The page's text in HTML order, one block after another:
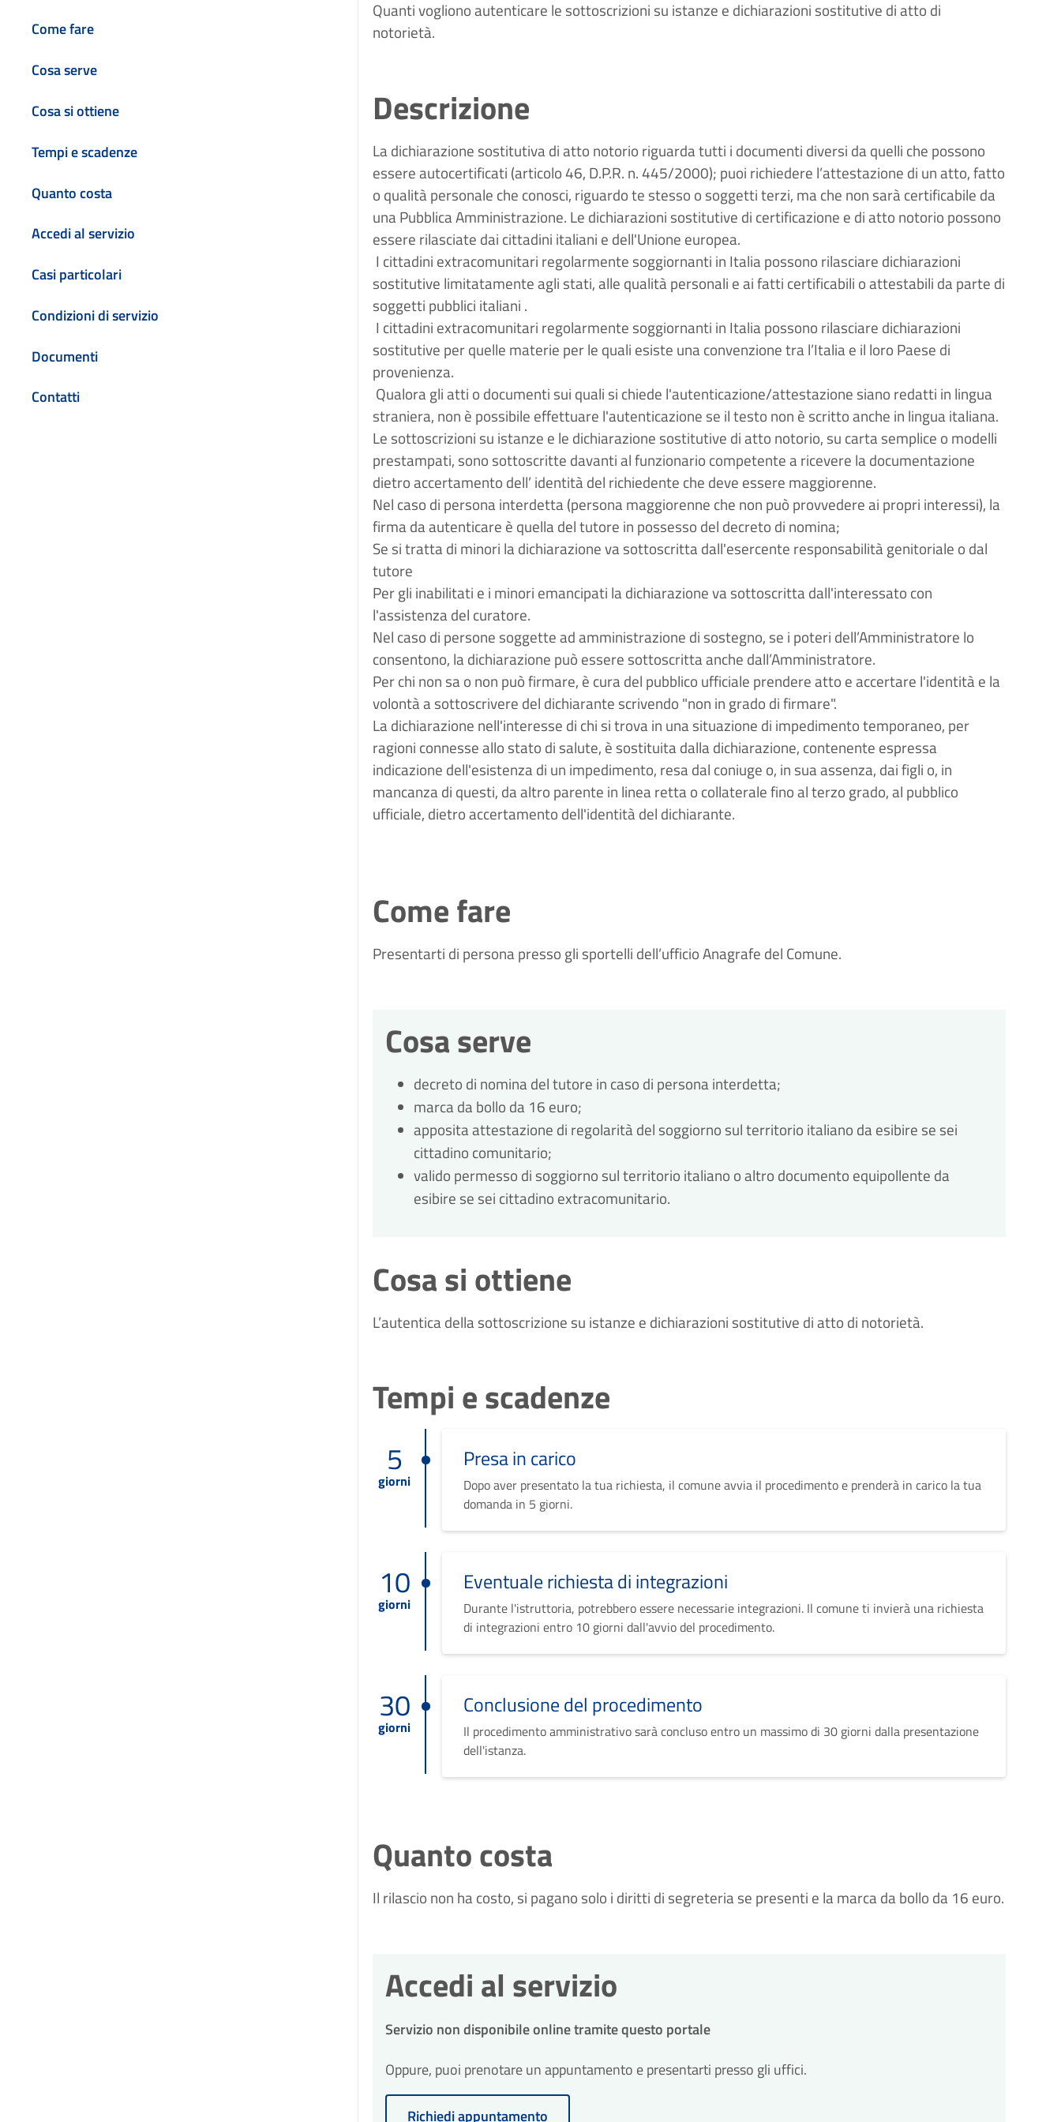
Come fare
Cosa serve
Cosa si ottiene
Tempi e scadenze
Quanto costa
Accedi al servizio
Casi particolari
Condizioni di servizio
Documenti
Contatti
Quanti vogliono autenticare le sottoscrizioni su istanze e dichiarazioni sostitutive di atto di
notorietà.
Descrizione
La dichiarazione sostitutiva di atto notorio riguarda tutti i documenti diversi da quelli che possono
essere autocertificati (articolo 46, D.P.R. n. 445/2000); puoi richiedere l’attestazione di un atto, fatto
o qualità personale che conosci, riguardo te stesso o soggetti terzi, ma che non sarà certificabile da
una Pubblica Amministrazione. Le dichiarazioni sostitutive di certificazione e di atto notorio possono
essere rilasciate dai cittadini italiani e dell'Unione europea.
I cittadini extracomunitari regolarmente soggiornanti in Italia possono rilasciare dichiarazioni
sostitutive limitatamente agli stati, alle qualità personali e ai fatti certificabili o attestabili da parte di
soggetti pubblici italiani .
I cittadini extracomunitari regolarmente soggiornanti in Italia possono rilasciare dichiarazioni
sostitutive per quelle materie per le quali esiste una convenzione tra l’Italia e il loro Paese di
provenienza.
Qualora gli atti o documenti sui quali si chiede l'autenticazione/attestazione siano redatti in lingua
straniera, non è possibile effettuare l'autenticazione se il testo non è scritto anche in lingua italiana.
Le sottoscrizioni su istanze e le dichiarazione sostitutive di atto notorio, su carta semplice o modelli
prestampati, sono sottoscritte davanti al funzionario competente a ricevere la documentazione
dietro accertamento dell’ identità del richiedente che deve essere maggiorenne.
Nel caso di persona interdetta (persona maggiorenne che non può provvedere ai propri interessi), la
firma da autenticare è quella del tutore in possesso del decreto di nomina;
Se si tratta di minori la dichiarazione va sottoscritta dall'esercente responsabilità genitoriale o dal
tutore
Per gli inabilitati e i minori emancipati la dichiarazione va sottoscritta dall'interessato con
l'assistenza del curatore.
Nel caso di persone soggette ad amministrazione di sostegno, se i poteri dell’Amministratore lo
consentono, la dichiarazione può essere sottoscritta anche dall’Amministratore.
Per chi non sa o non può firmare, è cura del pubblico ufficiale prendere atto e accertare l'identità e la
volontà a sottoscrivere del dichiarante scrivendo "non in grado di firmare".
La dichiarazione nell'interesse di chi si trova in una situazione di impedimento temporaneo, per
ragioni connesse allo stato di salute, è sostituita dalla dichiarazione, contenente espressa
indicazione dell'esistenza di un impedimento, resa dal coniuge o, in sua assenza, dai figli o, in
mancanza di questi, da altro parente in linea retta o collaterale fino al terzo grado, al pubblico
ufficiale, dietro accertamento dell'identità del dichiarante.
Come fare
Presentarti di persona presso gli sportelli dell’ufficio Anagrafe del Comune.
Cosa serve
decreto di nomina del tutore in caso di persona interdetta;
marca da bollo da 16 euro;
apposita attestazione di regolarità del soggiorno sul territorio italiano da esibire se sei
cittadino comunitario;
valido permesso di soggiorno sul territorio italiano o altro documento equipollente da
esibire se sei cittadino extracomunitario.
Cosa si ottiene
L’autentica della sottoscrizione su istanze e dichiarazioni sostitutive di atto di notorietà.
Tempi e scadenze
5
giorni
Presa in carico
Dopo aver presentato la tua richiesta, il comune avvia il procedimento e prenderà in carico la tua
domanda in 5 giorni.
10
giorni
Eventuale richiesta di integrazioni
Durante l'istruttoria, potrebbero essere necessarie integrazioni. Il comune ti invierà una richiesta
di integrazioni entro 10 giorni dall'avvio del procedimento.
30
giorni
Conclusione del procedimento
Il procedimento amministrativo sarà concluso entro un massimo di 30 giorni dalla presentazione
dell'istanza.
Quanto costa
Il rilascio non ha costo, si pagano solo i diritti di segreteria se presenti e la marca da bollo da 16 euro.
Accedi al servizio
Servizio non disponibile online tramite questo portale
Oppure, puoi prenotare un appuntamento e presentarti presso gli uffici.
Richiedi appuntamento